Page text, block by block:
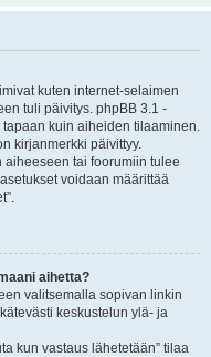
kuten internet-selaimen
tuli päivitys. phpBB 3.1 -
kuin aiheiden tilaaminen.
kirjanmerkki päivittyy.
tai foorumiin tulee
voidaan määrittää
aihetta?
valitsemalla sopivan linkin
keskustelun ylä- ja
kun vastaus lähetetään” tilaa